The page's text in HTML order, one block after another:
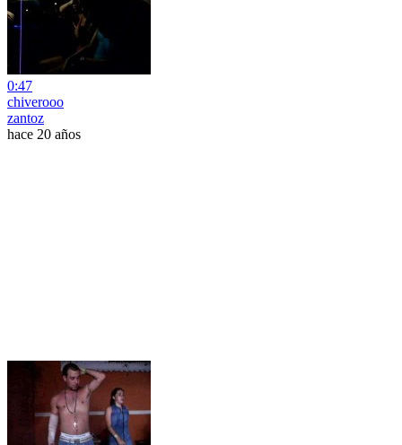
0:47
chiverooo
zantoz
hace 20 años